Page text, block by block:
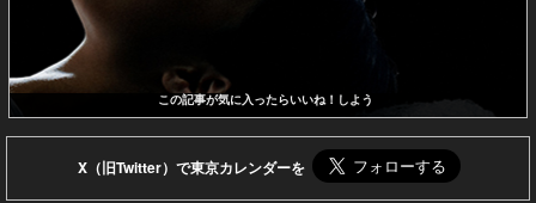
この記事が気に入ったらいいね！しよう
X（旧Twitter）で東京カレンダーを